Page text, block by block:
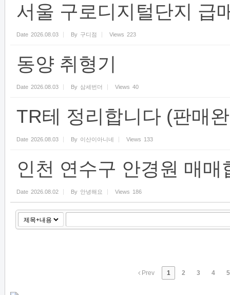
서울 구로디지털단지 급
Date 2026.08.03 By 구디점 Views 223
동양 취형기
Date 2026.08.03 By 삼세번더 Views 40
TR테 정리합니다 (판매
Date 2026.08.03 By 이산이아니네 Views 133
인천 연수구 안경원 매매
Date 2026.08.02 By 안녕해요 Views 186
Prev 1 2 3 4 5